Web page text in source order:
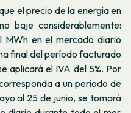
el precio de la energía en
baje considerablemente:
MWh en el mercado diario
final del período facturado
aplicará el IVA del 5%. Por
a un período de
al 25 de junio, se tomará